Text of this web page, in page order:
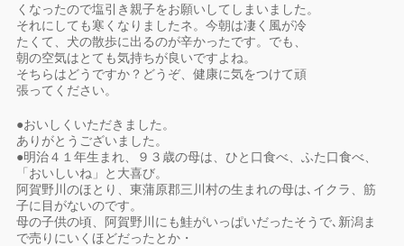
くなったので塩引き親子をお願いしてしまいました。
それにしても寒くなりましたネ。今朝は凄く風が冷
たくて、犬の散歩に出るのが辛かったです。でも、
朝の空気はとても気持ちが良いですよね。
そちらはどうですか？どうぞ、健康に気をつけて頑
張ってください。
●おいしくいただきました。
ありがとうございました。
●明治４１年生まれ、９３歳の母は、ひと口食べ、ふた口食べ、
「おいしいね」と大喜び。
阿賀野川のほとり、東蒲原郡三川村の生まれの母は､イクラ、筋
子に目がないのです。
母の子供の頃、阿賀野川にも鮭がいっぱいだったそうで､新潟ま
で売りにいくほどだったとか・